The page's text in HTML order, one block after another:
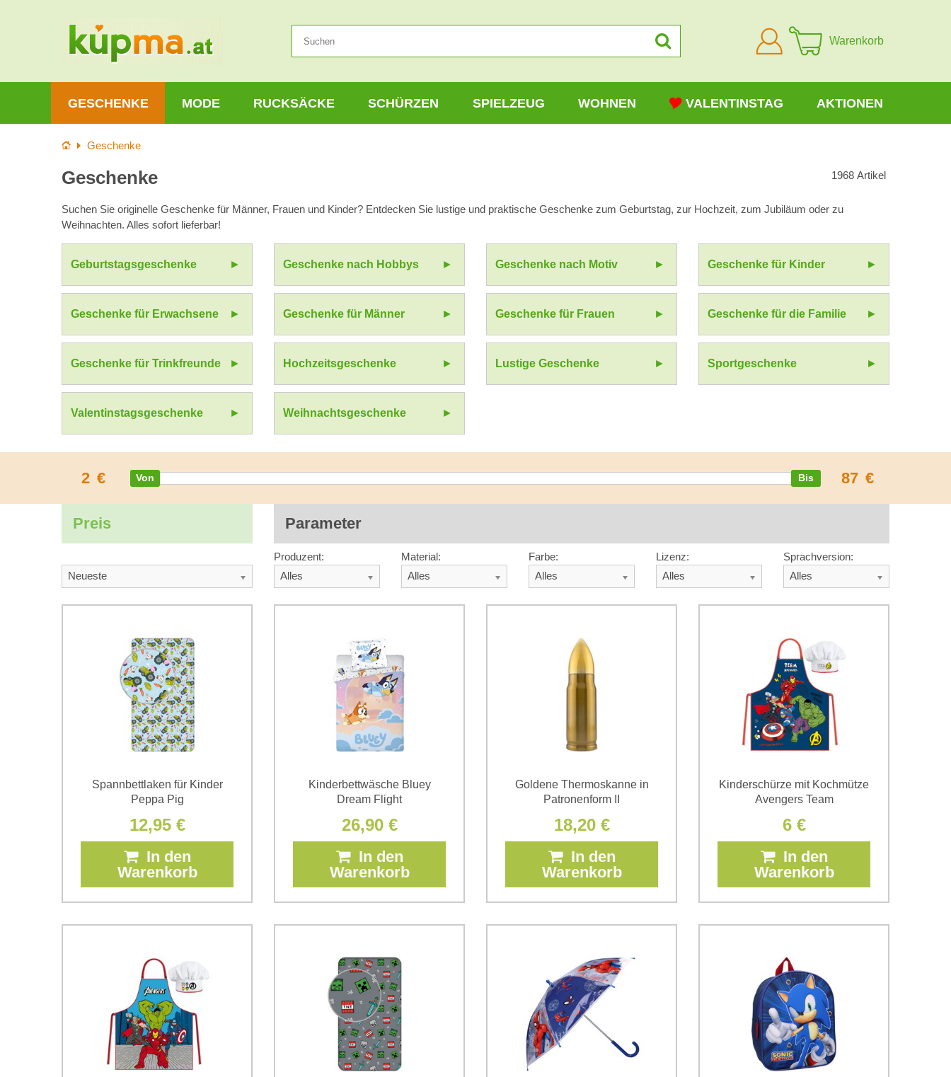
Anmelden
Warenkorb
GESCHENKE MODE RUCKSÄCKE SCHÜRZEN SPIELZEUG WOHNEN VALENTINSTAG AKTIONEN
StartseiteGeschenke
Geschenke 1968 Artikel
Suchen Sie originelle Geschenke für Männer, Frauen und Kinder? Entdecken Sie lustige und praktische Geschenke zum Geburtstag, zur Hochzeit, zum Jubiläum oder zu
Weihnachten. Alles sofort lieferbar!
Geburtstagsgeschenke Geschenke nach Hobbys Geschenke nach Motiv Geschenke für Kinder
Geschenke für Erwachsene Geschenke für Männer Geschenke für Frauen Geschenke für die Familie
Geschenke für Trinkfreunde Hochzeitsgeschenke Lustige Geschenke Sportgeschenke
Valentinstagsgeschenke Weihnachtsgeschenke
2 € 87 €
Preis Parameter
Neueste
Produzent:
Alles
Material:
Alles
Farbe:
Alles
Lizenz:
Alles
Sprachversion:
Alles
Spannbettlaken für Kinder
Peppa Pig
12,95 €
In den
Warenkorb
Kinderbettwäsche Bluey
Dream Flight
26,90 €
In den
Warenkorb
Goldene Thermoskanne in
Patronenform II
18,20 €
In den
Warenkorb
Kinderschürze mit Kochmütze
Avengers Team
6 €
In den
Warenkorb